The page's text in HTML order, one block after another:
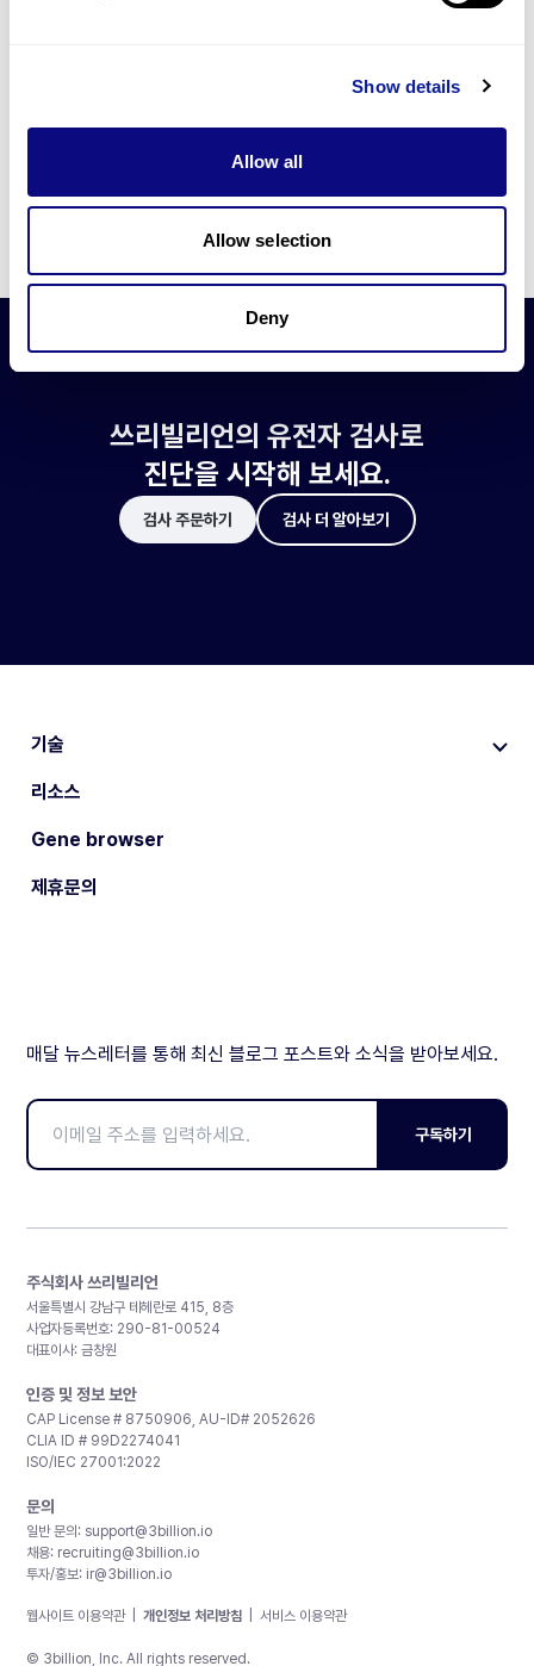
Show details
Allow all
Allow selection
Deny
쓰리빌리언은 유전자 진단에 필요한 여러 기술의 개발과 도입에 힘쓰고 있습니
더 정확한 변이 해석과 높은 진단율을 위한 쓰리빌리언의 기술에 대해 알아보
쓰리빌리언의 유전자 검사로
진단을 시작해 보세요.
검사 주문하기 검사 더 알아보기
기술
리소스
Gene browser
제휴문의
매달 뉴스레터를 통해 최신 블로그 포스트와 소식을 받아보세요.
구독하기
주식회사 쓰리빌리언
서울특별시 강남구 테헤란로 415, 8층
사업자등록번호: 290-81-00524
대표이사: 금창원
인증 및 정보 보안
CAP License # 8750906, AU-ID# 2052626
CLIA ID # 99D2274041
ISO/IEC 27001:2022
문의
일반 문의: support@3billion.io
채용: recruiting@3billion.io
투자/홍보: ir@3billion.io
웹사이트 이용약관 개인정보 처리방침 서비스 이용약관
© 3billion, Inc. All rights reserved.